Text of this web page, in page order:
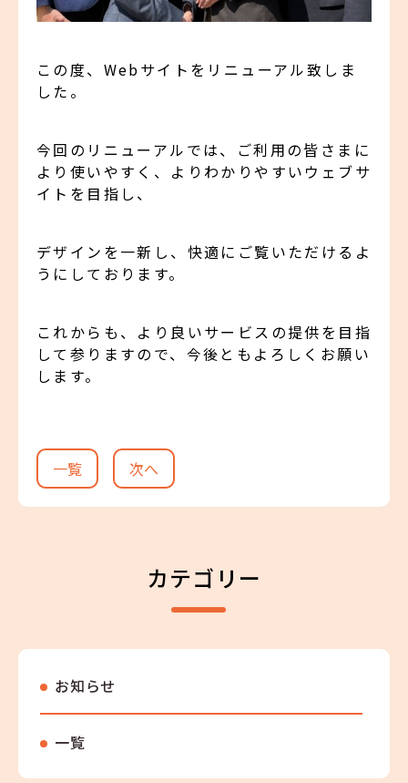
この度、Webサイトをリニューアル致しま
した。
今回のリニューアルでは、ご利用の皆さまに
より使いやすく、よりわかりやすいウェブサ
イトを目指し、
デザインを一新し、快適にご覧いただけるよ
うにしております。
これからも、より良いサービスの提供を目指
して参りますので、今後ともよろしくお願い
します。
一覧 次へ
カテゴリー
お知らせ
一覧